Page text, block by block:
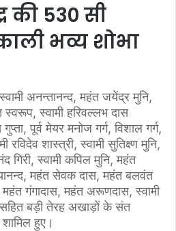
की 530 सी
भव्य शोभा
अनन्तानन्द, महंत जयेंद्र मुनि,
स्वामी हरिवल्लभ दास
पूर्व मेयर मनोज गर्ग, विशाल गर्ग,
रविदेव शास्त्री, स्वामी सुतिक्ष्ण मुनि,
गिरी, स्वामी कपिल मुनि, महंत
महंत सेवक दास, महंत बलवंत
महंत गंगादास, महंत अरूणदास, स्वामी
बड़ी तेरह अखाड़ों के संत
हुए।